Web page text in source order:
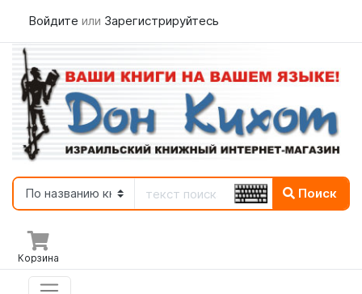
Войдите или Зарегистрируйтесь
Поиск
Корзина